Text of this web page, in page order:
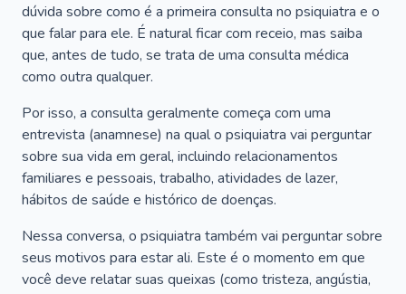
dúvida sobre como é a primeira consulta no psiquiatra e o
que falar para ele. É natural ficar com receio, mas saiba
que, antes de tudo, se trata de uma consulta médica
como outra qualquer.
Por isso, a consulta geralmente começa com uma
entrevista (anamnese) na qual o psiquiatra vai perguntar
sobre sua vida em geral, incluindo relacionamentos
familiares e pessoais, trabalho, atividades de lazer,
hábitos de saúde e histórico de doenças.
Nessa conversa, o psiquiatra também vai perguntar sobre
seus motivos para estar ali. Este é o momento em que
você deve relatar suas queixas (como tristeza, angústia,